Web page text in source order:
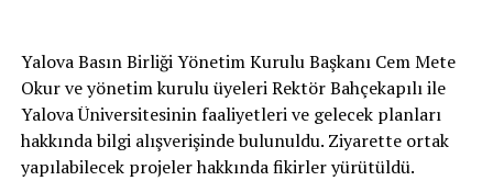
Yalova Basın Birliği Yönetim Kurulu Başkanı Cem Mete
Okur ve yönetim kurulu üyeleri Rektör Bahçekapılı ile
Yalova Üniversitesinin faaliyetleri ve gelecek planları
hakkında bilgi alışverişinde bulunuldu. Ziyarette ortak
yapılabilecek projeler hakkında fikirler yürütüldü.